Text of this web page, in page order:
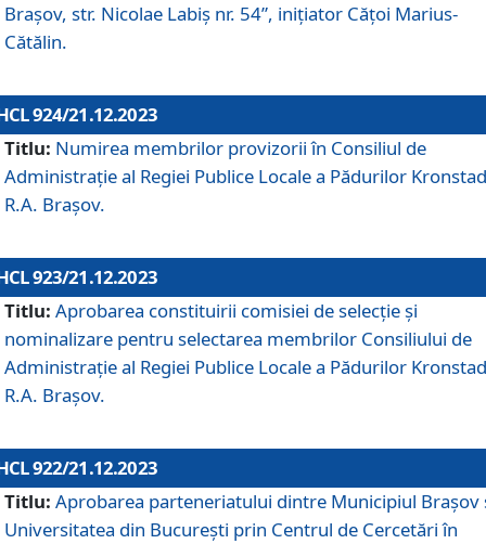
Brașov, str. Nicolae Labiș nr. 54”, inițiator Cățoi Marius-
Cătălin.
924/21.12.2023
Titlu: Numirea membrilor provizorii în Consiliul de
Administraţie al Regiei Publice Locale a Pădurilor
R.A. Brașov.
923/21.12.2023
Titlu: Aprobarea constituirii comisiei de selecție și
nominalizare pentru selectarea membrilor Consiliului de
Administrație al Regiei Publice Locale a Pădurilor
R.A. Brașov.
922/21.12.2023
Titlu: Aprobarea parteneriatului dintre Municipiul Brașov
Universitatea din București prin Centrul de Cercetări în